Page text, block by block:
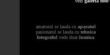
amatorul se lauda cu aparatul
pasionatul se lauda cu tehnica
fotograful vede doarlumina